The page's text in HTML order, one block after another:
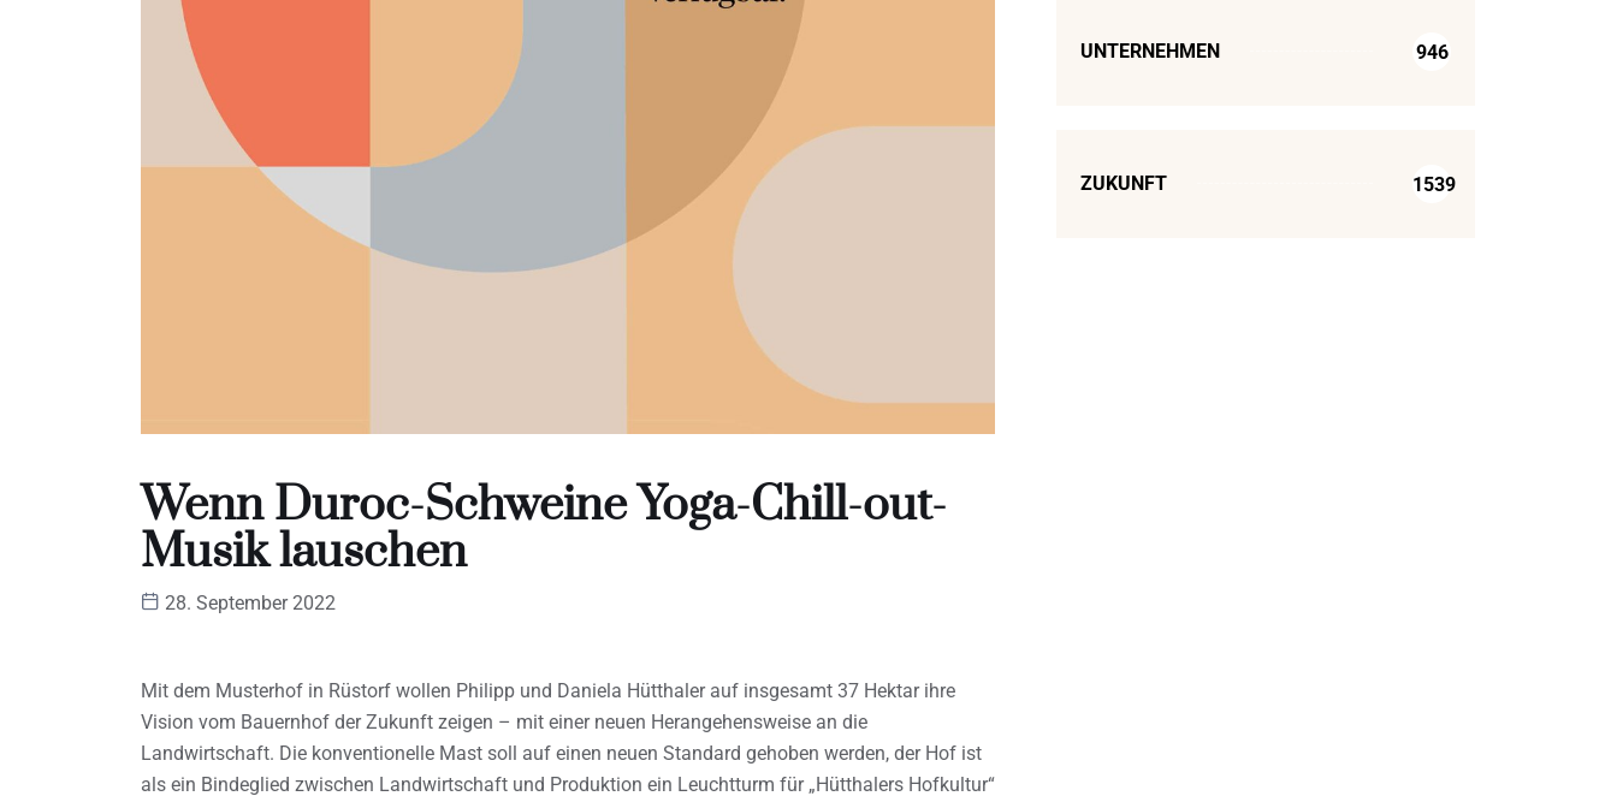
Wenn Duroc-Schweine Yoga-Chill-out-
Musik lauschen
28. September 2022
Mit dem Musterhof in Rüstorf wollen Philipp und Daniela Hütthaler auf insgesamt 37 Hektar ihre
Vision vom Bauernhof der Zukunft zeigen – mit einer neuen Herangehensweise an die
Landwirtschaft. Die konventionelle Mast soll auf einen neuen Standard gehoben werden, der Hof ist
als ein Bindeglied zwischen Landwirtschaft und Produktion ein Leuchtturm für „Hütthalers Hofkultur“
UNTERNEHMEN 946
ZUKUNFT 1539